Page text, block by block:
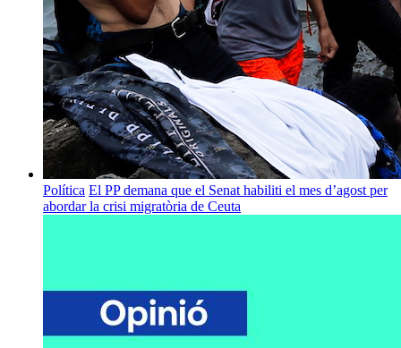
Política El PP demana que el Senat habiliti el mes d’agost per
abordar la crisi migratòria de Ceuta